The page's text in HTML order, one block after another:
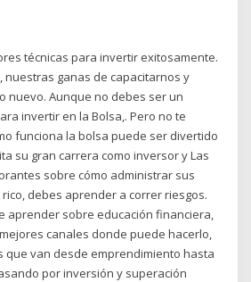
técnicas para invertir exitosamente.
nuestras ganas de capacitarnos y
nuevo. Aunque no debes ser un
invertir en la Bolsa,. Pero no te
funciona la bolsa puede ser divertido
su gran carrera como inversor y Las
sobre cómo administrar sus
debes aprender a correr riesgos.
aprender sobre educación financiera,
canales donde puede hacerlo,
que van desde emprendimiento hasta
por inversión y superación